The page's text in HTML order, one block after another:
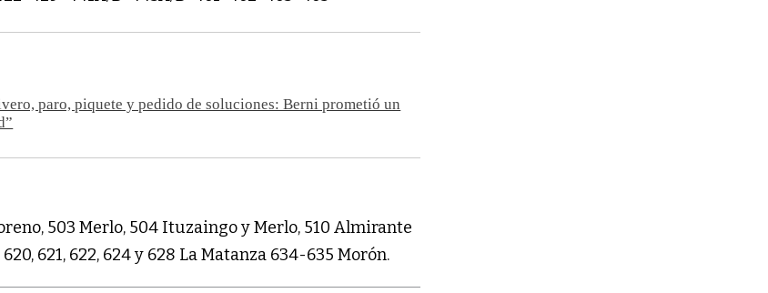
paro, piquete y pedido de soluciones: Berni prometió un
503 Merlo, 504 Ituzaingo y Merlo, 510 Almirante
621, 622, 624 y 628 La Matanza 634-635 Morón.